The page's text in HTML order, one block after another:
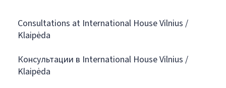
Consultations at International House Vilnius /
Klaipėda
Консультации в International House Vilnius /
Klaipėda